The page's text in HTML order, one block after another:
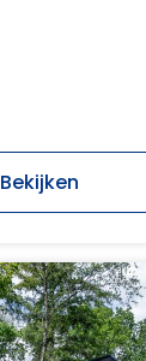
Bekijken